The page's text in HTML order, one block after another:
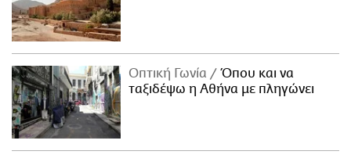
Οπτική Γωνία
Όπου και να
ταξιδέψω η Αθήνα με πληγώνει